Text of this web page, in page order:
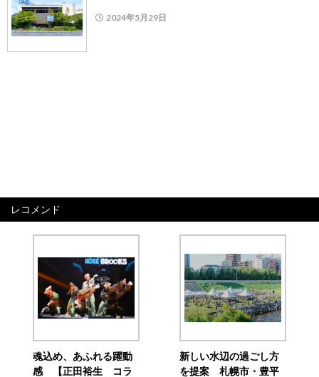
2024年5月29日
レコメンド
魂込め、あふれる躍動
感 【正田裕生 コラ
新しい水辺の過ごし方
を提案 札幌市・豊平